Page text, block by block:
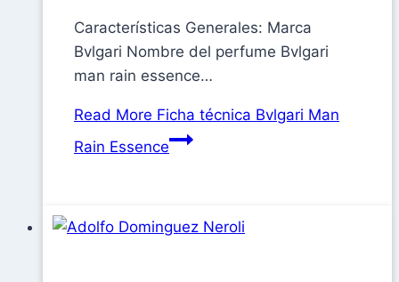
Características Generales: Marca
Bvlgari Nombre del perfume Bvlgari
man rain essence…
Read More Ficha técnica Bvlgari Man
Rain Essence